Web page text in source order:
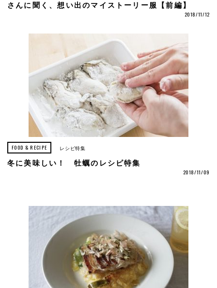
さんに聞く、想い出のマイストーリー服【前編】
2018/11/12
FOOD & RECIPE レシピ特集
冬に美味しい！ 牡蠣のレシピ特集
2018/11/09